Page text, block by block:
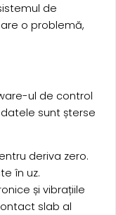
de
o problemă,
ul de control
sunt șterse
deriva zero.
în uz.
și vibrațiile
slab al